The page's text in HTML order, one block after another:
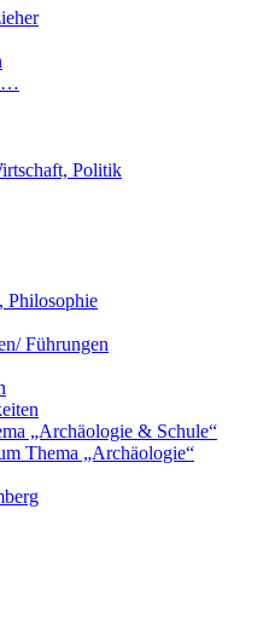
…
Politik
Philosophie
Führungen
„Archäologie & Schule“
Thema „Archäologie“